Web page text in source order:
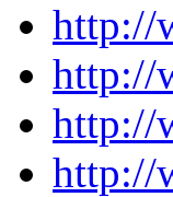
http://
http://
http://
http://